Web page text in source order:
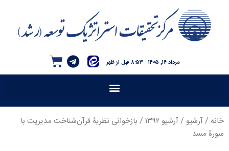
۸:۵۳ قبل از ظهر مرداد ۱۶, ۱۴۰۵
خانه /آرشیو /آرشیو ۱۳۹۲
/ بازخوانی نظریۀ قرآن‌شناخت مدیریت با
سورۀ مسد